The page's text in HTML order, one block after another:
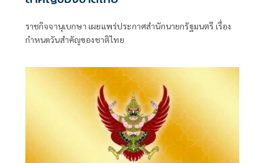
ราชกิจจานุเบกษา เผยแพร่ประกาศสำนักนายกรัฐมนตรี เรื่อง
กำหนดวันสำคัญของชาติไทย